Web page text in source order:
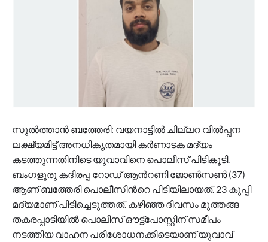
സുല്‍ത്താന്‍ ബത്തേരി: വയനാട്ടില്‍ ചില്ലറ വില്‍പ്പന
ലക്ഷ്യമിട്ട് അനധികൃതമായി കര്‍ണാടക മദ്യം
കടത്തുന്നതിനിടെ യുവാവിനെ പൊലീസ് പിടികൂടി.
ബംഗളൂരു കദിരപ്പ റോഡ് ആന്‍റണി ജോണ്‍സണ്‍ (37)
ആണ് ബത്തേരി പൊലീസിന്‍റെ പിടിയിലായത്. 23 കുപ്പി
മദ്യമാണ് പിടിച്ചെടുത്തത്. കഴിഞ്ഞ ദിവസം മുത്തങ്ങ
തകരപ്പാടിയില്‍ പൊലീസ് ഔട്ട്‌പോസ്റ്റിന് സമീപം
നടത്തിയ വാഹന പരിശോധനക്കിടെയാണ് യുവാവ്